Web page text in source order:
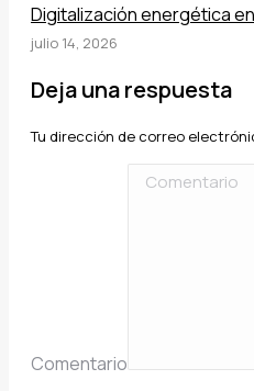
Digitalización energética
julio 14, 2026
Deja una respuesta
Tu dirección de correo
Comentario